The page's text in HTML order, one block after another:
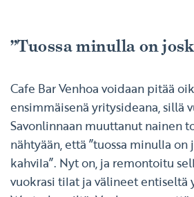
”Tuossa minulla on
Cafe Bar Venhoa voidaan pitää
ensimmäisenä yritysideana, sillä
Savonlinnaan muuttanut nainen
nähtyään, että ”tuossa minulla on
kahvila”. Nyt on, ja remontoitu
vuokrasi tilat ja välineet entiseltä